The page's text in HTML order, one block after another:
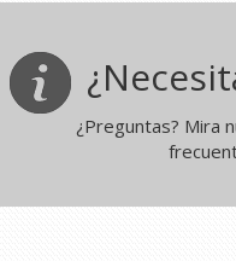
¿Preguntas? Mira